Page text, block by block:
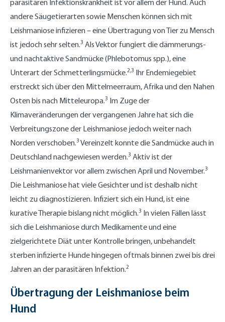
parasitären Infektionskrankheit ist vor allem der Hund. Auch
andere Säugetierarten sowie Menschen können sich mit
Leishmaniose infizieren – eine Übertragung von Tier zu Mensch
ist jedoch sehr selten.3 Als Vektor fungiert die dämmerungs-
und nachtaktive Sandmücke (Phlebotomus spp.), eine
Unterart der Schmetterlingsmücke.2,3 Ihr Endemiegebiet
erstreckt sich über den Mittelmeerraum, Afrika und den Nahen
Osten bis nach Mitteleuropa.3 Im Zuge der
Klimaveränderungen der vergangenen Jahre hat sich die
Verbreitungszone der Leishmaniose jedoch weiter nach
Norden verschoben.3 Vereinzelt konnte die Sandmücke auch in
Deutschland nachgewiesen werden.3 Aktiv ist der
Leishmanienvektor vor allem zwischen April und November.3
Die Leishmaniose hat viele Gesichter und ist deshalb nicht
leicht zu diagnostizieren. Infiziert sich ein Hund, ist eine
kurative Therapie bislang nicht möglich.3 In vielen Fällen lässt
sich die Leishmaniose durch Medikamente und eine
zielgerichtete Diät unter Kontrolle bringen, unbehandelt
sterben infizierte Hunde hingegen oftmals binnen zwei bis drei
Jahren an der parasitären Infektion.2
Übertragung der Leishmaniose beim
Hund